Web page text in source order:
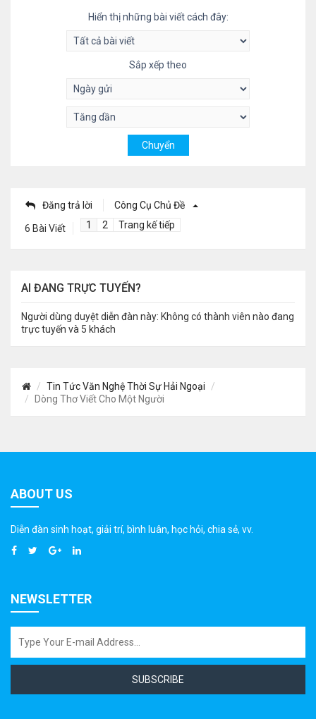
Hiển thị những bài viết cách đây:
Sắp xếp theo
Đăng trả lời Công Cụ Chủ Đề
6 Bài Viết 1 2 Trang kế tiếp
AI ĐANG TRỰC TUYẾN?
Người dùng duyệt diễn đàn này: Không có thành viên nào đang
trực tuyến và 5 khách
Tin Tức Văn Nghệ Thời Sự Hải Ngoại
Dòng Thơ Viết Cho Một Người
ABOUT US
Diễn đàn sinh hoạt, giải trí, bình luân, học hỏi, chia sẻ, vv.
NEWSLETTER
SUBSCRIBE